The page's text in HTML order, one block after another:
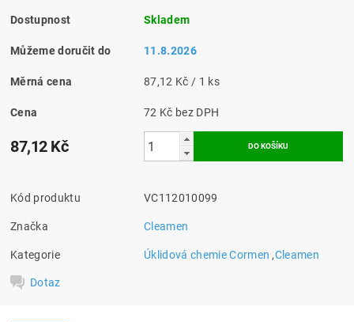
Dostupnost Skladem
Můžeme doručit do 11.8.2026
Měrná cena 87,12 Kč / 1 ks
Cena 72 Kč bez DPH
87,12 Kč
Kód produktu VC112010099
Značka Cleamen
Kategorie Úklidová chemie Cormen,Cleamen
Dotaz